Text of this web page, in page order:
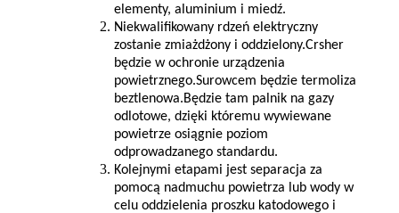
elementy, aluminium i miedź.
Niekwalifikowany rdzeń elektryczny
zostanie zmiażdżony i oddzielony.Crsher
będzie w ochronie urządzenia
powietrznego.Surowcem będzie termoliza
beztlenowa.Będzie tam palnik na gazy
odlotowe, dzięki któremu wywiewane
powietrze osiągnie poziom
odprowadzanego standardu.
Kolejnymi etapami jest separacja za
pomocą nadmuchu powietrza lub wody w
celu oddzielenia proszku katodowego i